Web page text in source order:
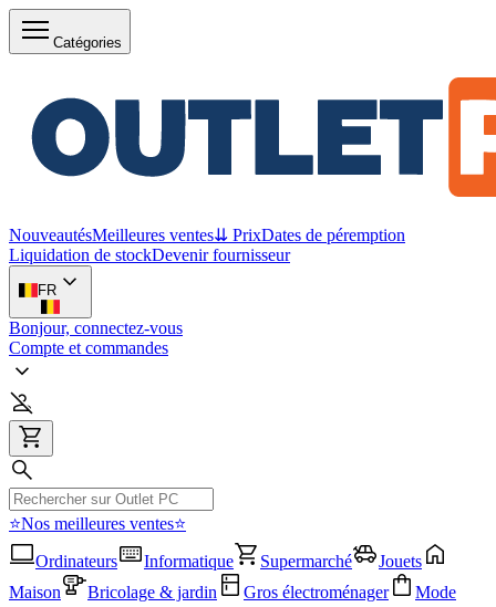
Catégories
NouveautésMeilleures ventes⇊ PrixDates de péremption
Liquidation de stockDevenir fournisseur
FR
Bonjour, connectez-vous
Compte et commandes
⭐Nos meilleures ventes⭐
Ordinateurs
Informatique Supermarché
Jouets
Maison
Bricolage & jardin Gros électroménager Mode